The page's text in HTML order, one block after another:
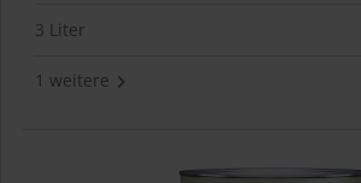
3 Liter
1 weitere